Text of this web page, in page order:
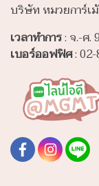
บริษัท หมวยการ์เ
เวลาทำการ: จ.-ศ.
เบอร์ออฟฟิศ: 02-